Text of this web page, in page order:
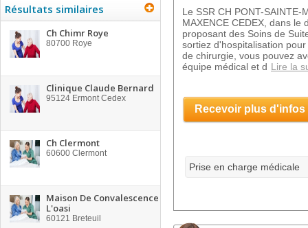
Résultats similaires
Ch Chimr Roye
80700 Roye
Clinique Claude Bernard
95124 Ermont Cedex
Ch Clermont
60600 Clermont
Maison De Convalescence
L'oasi
60121 Breteuil
Le SSR CH PONT-SAINTE-
MAXENCE CEDEX, dans
proposant des Soins de
sortiez d'hospitalisation
de chirurgie, vous pouvez
équipe médical et d Lire la
Recevoir plus d'infos
Prise en charge médicale